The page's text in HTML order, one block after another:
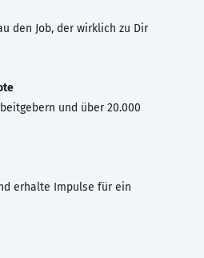
den Job, der wirklich zu Dir
und über 20.000
erhalte Impulse für ein